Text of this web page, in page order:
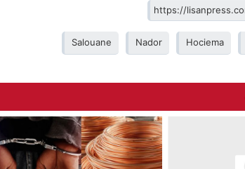
Hociema
Nador
Salouane